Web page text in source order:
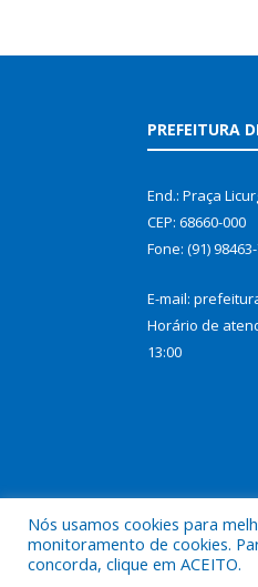
PREFEITURA
End.: Praça
CEP: 68660-000
Fone: (91)
E-mail:
Horário de
13:00
Nós usamos cookies para
monitoramento de cookies.
concorda, clique em ACEITO.